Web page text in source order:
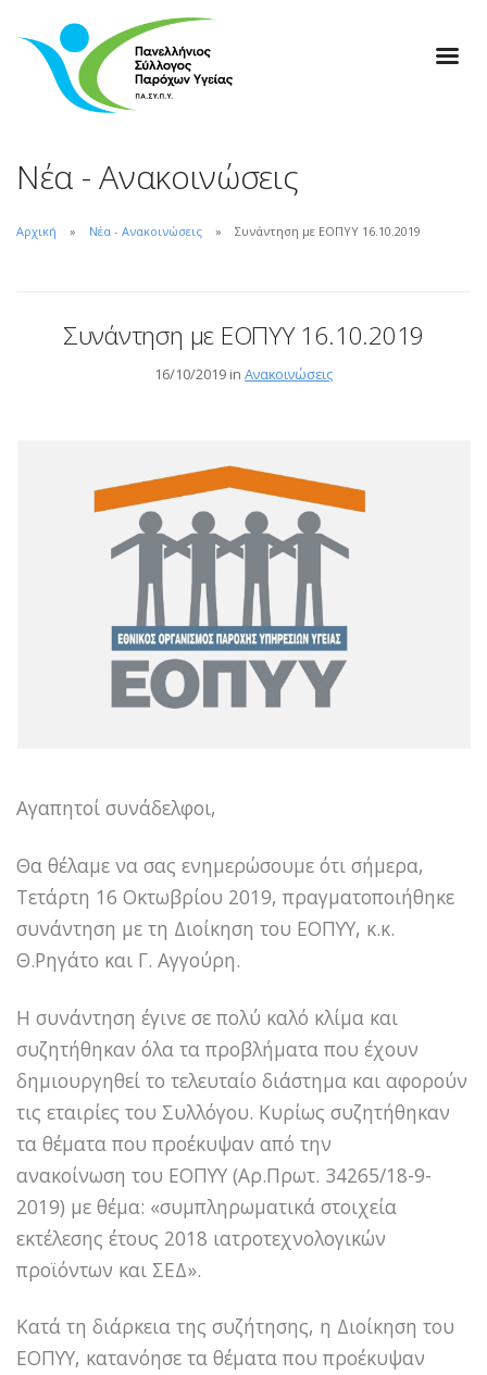
Νέα - Ανακοινώσεις
Αρχική Νέα - Ανακοινώσεις Συνάντηση με ΕΟΠΥΥ 16.10.2019
Συνάντηση με ΕΟΠΥΥ 16.10.2019
16/10/2019 in Ανακοινώσεις
Αγαπητοί συνάδελφοι,
Θα θέλαμε να σας ενημερώσουμε ότι σήμερα,
Τετάρτη 16 Οκτωβρίου 2019, πραγματοποιήθηκε
συνάντηση με τη Διοίκηση του ΕΟΠΥΥ, κ.κ.
Θ.Ρηγάτο και Γ. Αγγούρη.
Η συνάντηση έγινε σε πολύ καλό κλίμα και
συζητήθηκαν όλα τα προβλήματα που έχουν
δημιουργηθεί το τελευταίο διάστημα και αφορούν
τις εταιρίες του Συλλόγου. Κυρίως συζητήθηκαν
τα θέματα που προέκυψαν από την
ανακοίνωση του ΕΟΠΥΥ (Αρ.Πρωτ. 34265/18-9-
2019) με θέμα: «συμπληρωματικά στοιχεία
εκτέλεσης έτους 2018 ιατροτεχνολογικών
προϊόντων και ΣΕΔ».
Κατά τη διάρκεια της συζήτησης, η Διοίκηση του
ΕΟΠΥΥ, κατανόησε τα θέματα που προέκυψαν